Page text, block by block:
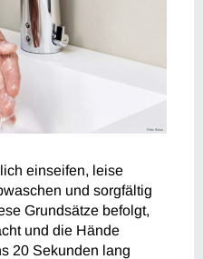
einseifen, leise
und sorgfältig
Grundsätze befolgt,
und die Hände
20 Sekunden lang